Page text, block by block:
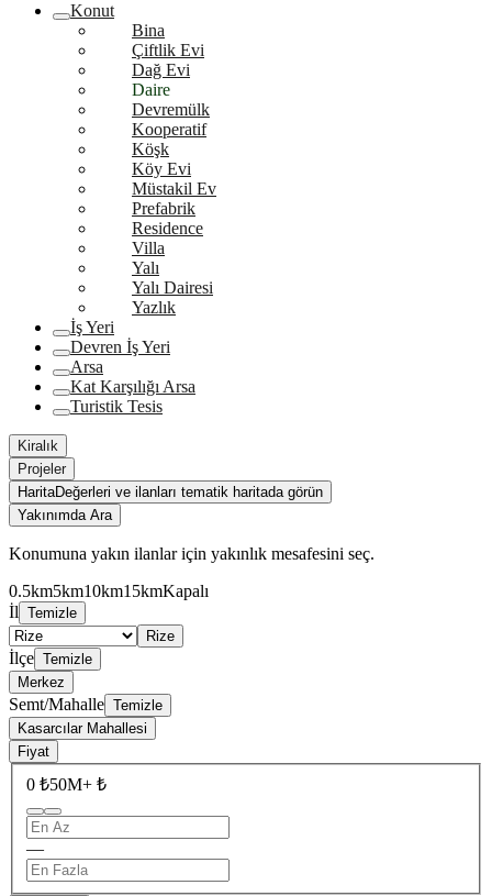
Konut
Bina
Çiftlik Evi
Dağ Evi
Daire
Devremülk
Kooperatif
Köşk
Köy Evi
Müstakil Ev
Prefabrik
Residence
Villa
Yalı
Yalı Dairesi
Yazlık
İş Yeri
Devren İş Yeri
Arsa
Kat Karşılığı Arsa
Turistik Tesis
Kiralık
Projeler
HaritaDeğerleri ve ilanları tematik haritada görün
Yakınımda Ara
Konumuna yakın ilanlar için yakınlık mesafesini seç.
0.5km5km10km15kmKapalı
İl Temizle
Rize
İlçe Temizle
Merkez
Semt/Mahalle Temizle
Kasarcılar Mahallesi
Fiyat
0 ₺50M+ ₺
—